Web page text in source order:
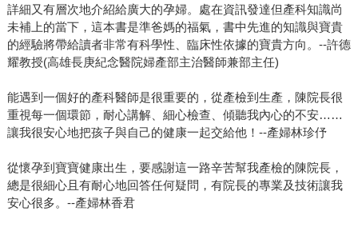
詳細又有層次地介紹給廣大的孕婦。處在資訊發達但產科知識尚
未補上的當下，這本書是準爸媽的福氣，書中先進的知識與寶貴
的經驗將帶給讀者非常有科學性、臨床性依據的寶貴方向。--許德
耀教授(高雄長庚紀念醫院婦產部主治醫師兼部主任)
能遇到一個好的產科醫師是很重要的，從產檢到生產，陳院長很
重視每一個環節，耐心講解、細心檢查、傾聽我內心的不安……
讓我很安心地把孩子與自己的健康一起交給他！--產婦林珍伃
從懷孕到寶寶健康出生，要感謝這一路辛苦幫我產檢的陳院長，
總是很細心且有耐心地回答任何疑問，有院長的專業及技術讓我
安心很多。--產婦林香君